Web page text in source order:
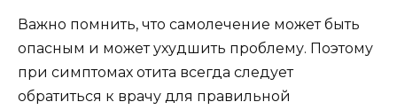
Важно помнить, что самолечение может быть
опасным и может ухудшить проблему. Поэтому
при симптомах отита всегда следует
обратиться к врачу для правильной